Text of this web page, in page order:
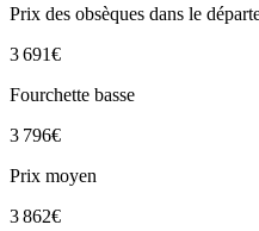
Prix des obsèques dans le
3 691€
Fourchette basse
3 796€
Prix moyen
3 862€